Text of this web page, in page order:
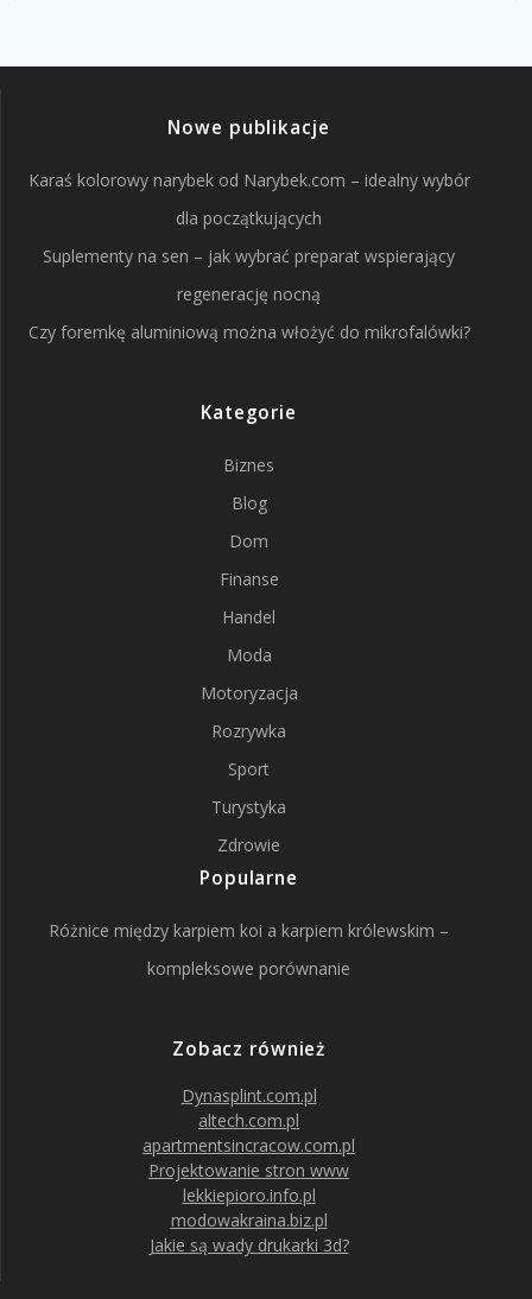
Nowe publikacje
Karaś kolorowy narybek od Narybek.com – idealny wybór
dla początkujących
Suplementy na sen – jak wybrać preparat wspierający
regenerację nocną
Czy foremkę aluminiową można włożyć do mikrofalówki?
Kategorie
Biznes
Blog
Dom
Finanse
Handel
Moda
Motoryzacja
Rozrywka
Sport
Turystyka
Zdrowie
Popularne
Różnice między karpiem koi a karpiem królewskim –
kompleksowe porównanie
Zobacz również
Dynasplint.com.pl
altech.com.pl
apartmentsincracow.com.pl
Projektowanie stron www
lekkiepioro.info.pl
modowakraina.biz.pl
Jakie są wady drukarki 3d?